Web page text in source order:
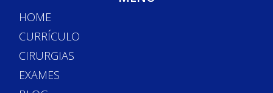
HOME
CURRÍCULO
CIRURGIAS
EXAMES